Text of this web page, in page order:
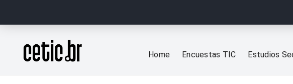
Página inicial
Home Encuestas TIC Estudios